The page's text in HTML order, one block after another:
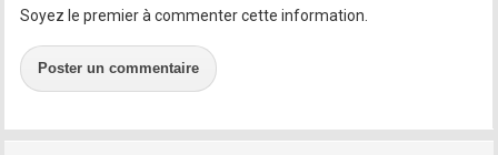
Soyez le premier à commenter cette information.
Poster un commentaire